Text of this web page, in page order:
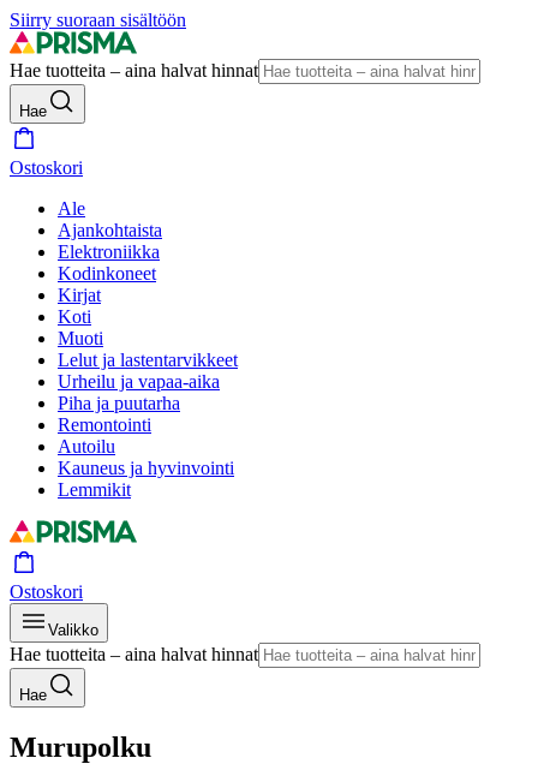
Siirry suoraan sisältöön
Hae tuotteita – aina halvat hinnat
Hae
Ostoskori
Ale
Ajankohtaista
Elektroniikka
Kodinkoneet
Kirjat
Koti
Muoti
Lelut ja lastentarvikkeet
Urheilu ja vapaa-aika
Piha ja puutarha
Remontointi
Autoilu
Kauneus ja hyvinvointi
Lemmikit
Ostoskori
Valikko
Hae tuotteita – aina halvat hinnat
Hae
Murupolku